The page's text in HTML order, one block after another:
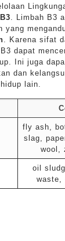
. Limbah B3
yang
. Karena sifat
dapat
Ini juga
dan
lain.
fly ash,
slag,
wool,
oil
waste,